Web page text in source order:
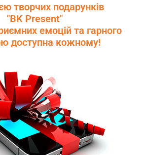
творчих подарунків
"BK Present"
емоцій та гарного
доступна кожному!